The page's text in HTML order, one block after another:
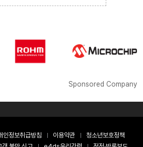
Sponsored Company
인정보취급방침 이용약관
청소년보호정책